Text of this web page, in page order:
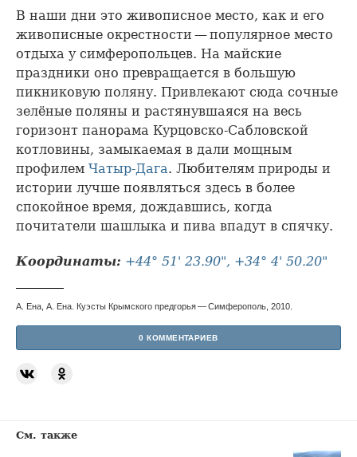
В наши дни это живописное место, как и его
живописные окрестности — популярное место
отдыха у симферопольцев. На майские
праздники оно превращается в большую
пикниковую поляну. Привлекают сюда сочные
зелёные поляны и растянувшаяся на весь
горизонт панорама Курцовско-Сабловской
котловины, замыкаемая в дали мощным
профилем Чатыр-Дага. Любителям природы и
истории лучше появляться здесь в более
спокойное время, дождавшись, когда
почитатели шашлыка и пива впадут в спячку.
Координаты: +44° 51' 23.90", +34° 4' 50.20"
А. Ена, А. Ена. Куэсты Крымского предгорья — Симферополь, 2010.
0 КОММЕНТАРИЕВ
См. также